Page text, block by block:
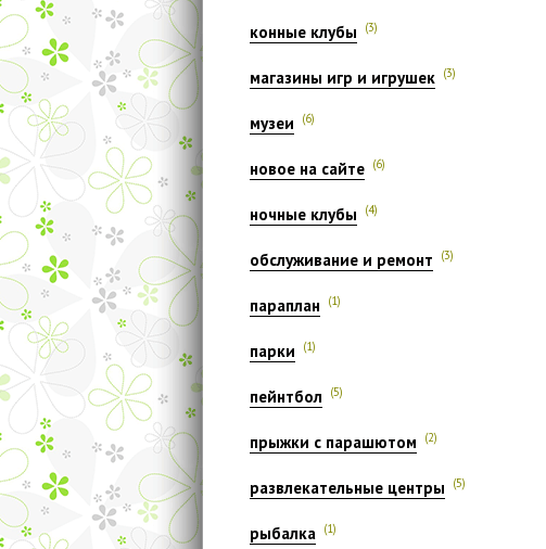
конные клубы (3)
магазины игр и игрушек (3)
музеи (6)
новое на сайте (6)
ночные клубы (4)
обслуживание и ремонт (3)
параплан (1)
парки (1)
пейнтбол (5)
прыжки с парашютом (2)
развлекательные центры (5)
рыбалка (1)